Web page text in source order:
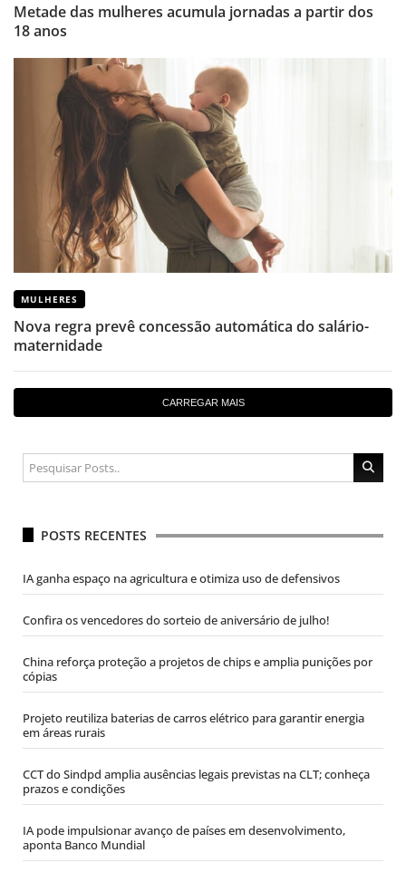
Metade das mulheres acumula jornadas a partir dos
18 anos
MULHERES
Nova regra prevê concessão automática do salário-
maternidade
CARREGAR MAIS
POSTS RECENTES
IA ganha espaço na agricultura e otimiza uso de defensivos
Confira os vencedores do sorteio de aniversário de julho!
China reforça proteção a projetos de chips e amplia punições por
cópias
Projeto reutiliza baterias de carros elétrico para garantir energia
em áreas rurais
CCT do Sindpd amplia ausências legais previstas na CLT; conheça
prazos e condições
IA pode impulsionar avanço de países em desenvolvimento,
aponta Banco Mundial